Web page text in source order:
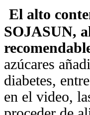
El alto
SOJASUN,
azúcares
diabetes,
en el video,